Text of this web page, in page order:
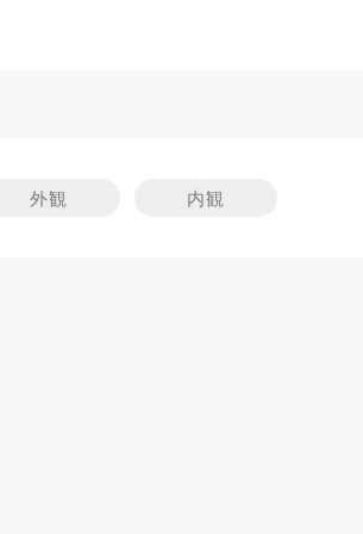
外観 内観